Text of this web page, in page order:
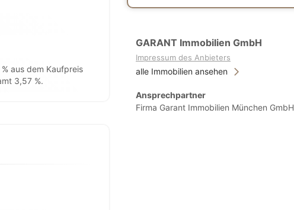
GARANT Immobilien GmbH
Impressum des Anbieters
alle Immobilien ansehen
Ansprechpartner
Firma Garant Immobilien München GmbH
aus dem Kaufpreis
3,57 %.